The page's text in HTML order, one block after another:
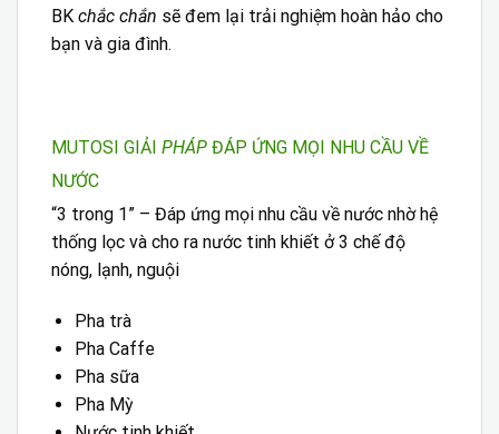
BK chắc chắn sẽ đem lại trải nghiệm hoàn hảo cho
bạn và gia đình.
MUTOSI GIẢI PHÁP ĐÁP ỨNG MỌI NHU CẦU VỀ
NƯỚC
“3 trong 1” – Đáp ứng mọi nhu cầu về nước nhờ hệ
thống lọc và cho ra nước tinh khiết ở 3 chế độ
nóng, lạnh, nguội
Pha trà
Pha Caffe
Pha sữa
Pha Mỳ